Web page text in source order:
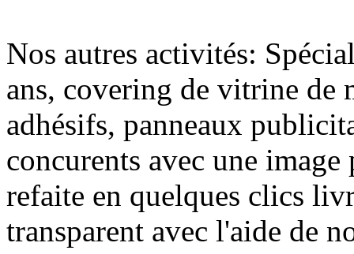
Nos autres activités:
ans, covering de vitrine de
adhésifs, panneaux
concurents avec une
refaite en quelques clics
transparent avec l'aide de